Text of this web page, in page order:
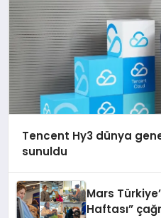
Tencent Hy3 dünya
sunuldu
Mars
Haftası”